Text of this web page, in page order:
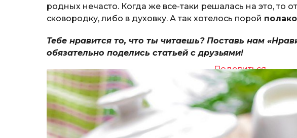
родных нечасто. Когда же все-таки решалась на это, то
сковородку, либо в духовку. А так хотелось порой
Тебе нравится то, что ты читаешь? Поставь нам
обязательно поделись статьей с друзьями!
Поделиться